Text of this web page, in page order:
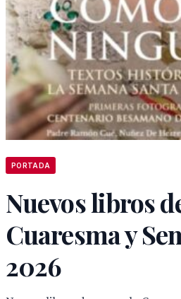
PORTADA
Nuevos libros
Cuaresma y
2026